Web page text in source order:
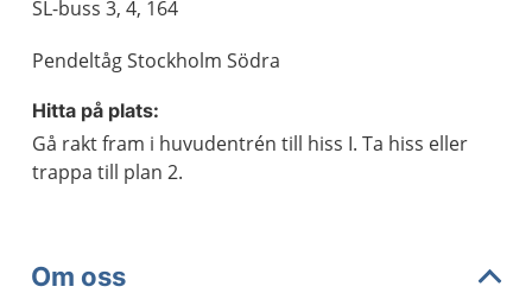
SL-buss 3, 4, 164
Pendeltåg Stockholm Södra
Hitta på plats:
Gå rakt fram i huvudentrén till hiss I. Ta hiss eller
trappa till plan 2.
Om oss